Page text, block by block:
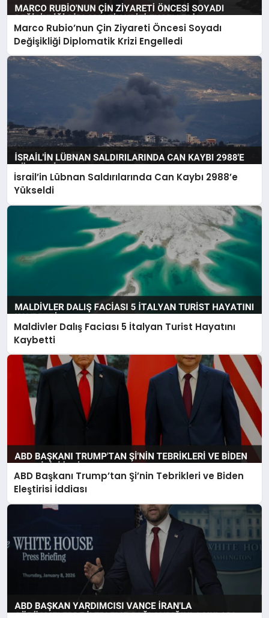
Marco Rubio’nun Çin Ziyareti Öncesi Soyadı
Değişikliği Diplomatik Krizi Engelledi
İsrail’in Lübnan Saldırılarında Can Kaybı 2988’e
Yükseldi
Maldivler Dalış Faciası 5 İtalyan Turist Hayatını
Kaybetti
ABD Başkanı Trump’tan Şi’nin Tebrikleri ve Biden
Eleştirisi İddiası